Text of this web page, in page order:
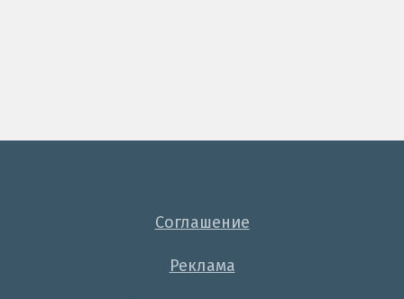
Соглашение
Реклама